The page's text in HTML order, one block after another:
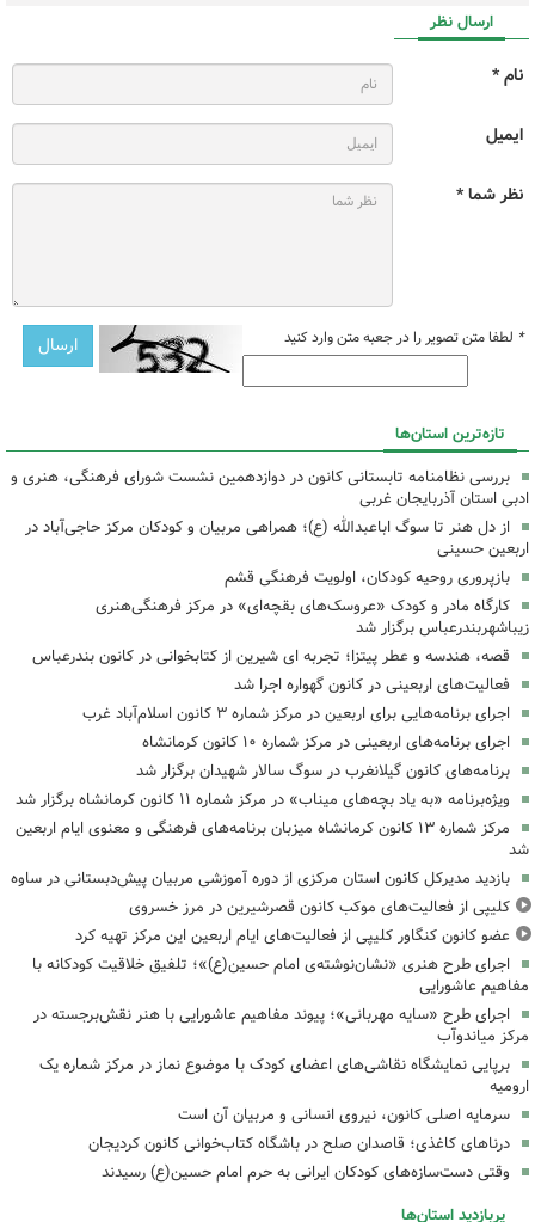
ارسال نظر
نام *
ایمیل
نظر شما *
* لطفا متن تصویر را در جعبه متن وارد کنید
تازه‌ترین استان‌ها
بررسی نظامنامه تابستانی کانون در دوازدهمین نشست شورای فرهنگی، هنری و
ادبی استان آذربایجان غربی
از دل هنر تا سوگ اباعبدالله (ع)؛ همراهی مربیان و کودکان مرکز حاجی‌آباد در
اربعین حسینی
بازپروری روحیه کودکان، اولویت فرهنگی قشم
کارگاه مادر و کودک «عروسک‌های بقچه‌ای» در مرکز فرهنگی‌هنری
زیباشهربندرعباس برگزار شد
قصه، هندسه و عطر پیتزا؛ تجربه ای شیرین از کتابخوانی در کانون بندرعباس
فعالیت‌های اربعینی در کانون گهواره اجرا شد
اجرای برنامه‌هایی برای اربعین در مرکز شماره ۳ کانون اسلام‌آباد غرب
اجرای برنامه‌های اربعینی در مرکز شماره ۱۰ کانون کرمانشاه
برنامه‌های کانون گیلانغرب در سوگ سالار شهیدان برگزار شد
ویژه‌برنامه «به یاد بچه‌های میناب» در مرکز شماره ۱۱ کانون کرمانشاه برگزار شد
مرکز شماره ۱۳ کانون کرمانشاه میزبان برنامه‌های فرهنگی و معنوی ایام اربعین
شد
بازدید مدیرکل کانون استان مرکزی از دوره آموزشی مربیان پیش‌دبستانی در ساوه
کلیپی از فعالیت‌های موکب کانون قصرشیرین در مرز خسروی
عضو کانون کنگاور کلیپی از فعالیت‌های ایام اربعین این مرکز تهیه کرد
اجرای طرح هنری «نشان‌نوشته‌ی امام حسین(ع)»؛ تلفیق خلاقیت کودکانه با
مفاهیم عاشورایی
اجرای طرح «سایه مهربانی»؛ پیوند مفاهیم عاشورایی با هنر نقش‌برجسته در
مرکز میاندوآب
برپایی نمایشگاه نقاشی‌های اعضای کودک با موضوع نماز در مرکز شماره یک
ارومیه
سرمایه اصلی کانون، نیروی انسانی و مربیان آن است
درناهای کاغذی؛ قاصدان صلح در باشگاه کتاب‌خوانی کانون کردیجان
وقتی دست‌سازه‌های کودکان ایرانی به حرم امام حسین(ع) رسیدند
پربازدید استان‌ها